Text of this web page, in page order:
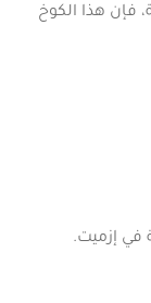
فإن هذا الكوخ
في إزميت.